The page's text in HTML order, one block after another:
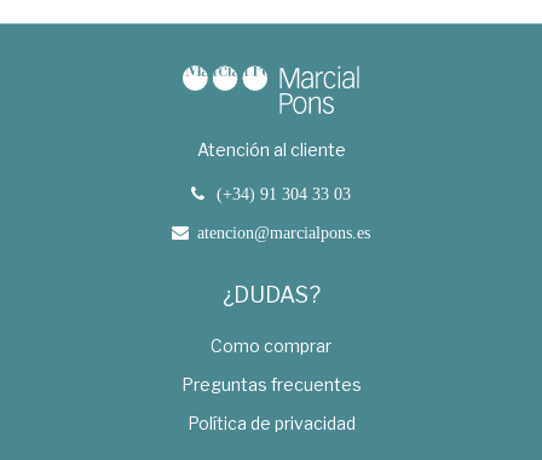
Atención al cliente
(+34) 91 304 33 03
atencion@marcialpons.es
¿DUDAS?
Como comprar
Preguntas frecuentes
Política de privacidad